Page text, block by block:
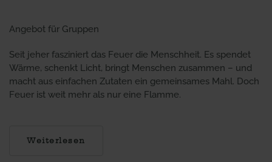
Angebot für Gruppen
Seit jeher fasziniert das Feuer die Menschheit. Es spendet
Wärme, schenkt Licht, bringt Menschen zusammen – und
macht aus einfachen Zutaten ein gemeinsames Mahl. Doch
Feuer ist weit mehr als nur eine Flamme.
Weiterlesen